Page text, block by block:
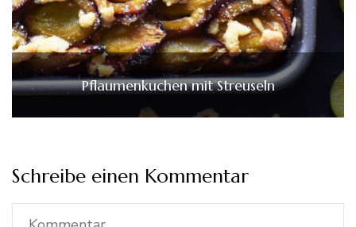
Pflaumenkuchen mit Streuseln
Schreibe einen Kommentar